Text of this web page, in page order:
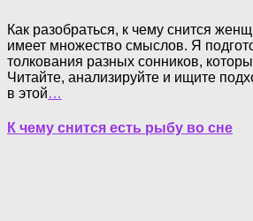
Как разобраться, к чему снится
имеет множество смыслов. Я
толкования разных сонников,
Читайте, анализируйте и ищите
в этой…
К чему снится есть рыбу во сне